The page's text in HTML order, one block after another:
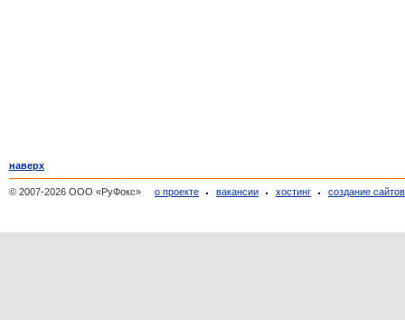
наверх
© 2007-2026 ООО «РуФокс» о проекте вакансии хостинг создание сайтов